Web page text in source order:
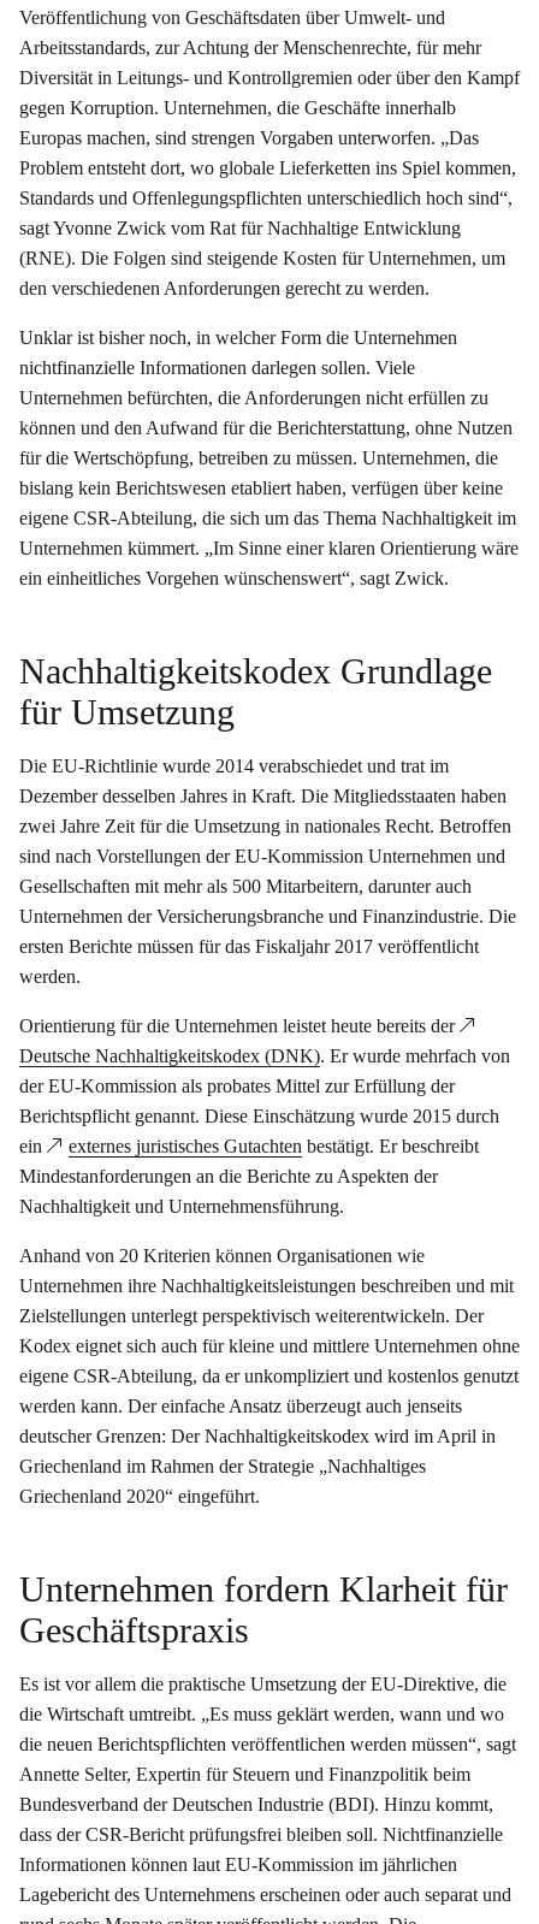
Veröffentlichung von Geschäftsdaten über Umwelt- und
Arbeitsstandards, zur Achtung der Menschenrechte, für mehr
Diversität in Leitungs- und Kontrollgremien oder über den Kampf
gegen Korruption. Unternehmen, die Geschäfte innerhalb
Europas machen, sind strengen Vorgaben unterworfen. „Das
Problem entsteht dort, wo globale Lieferketten ins Spiel kommen,
Standards und Offenlegungspflichten unterschiedlich hoch sind“,
sagt Yvonne Zwick vom Rat für Nachhaltige Entwicklung
(RNE). Die Folgen sind steigende Kosten für Unternehmen, um
den verschiedenen Anforderungen gerecht zu werden.
Unklar ist bisher noch, in welcher Form die Unternehmen
nichtfinanzielle Informationen darlegen sollen. Viele
Unternehmen befürchten, die Anforderungen nicht erfüllen zu
können und den Aufwand für die Berichterstattung, ohne Nutzen
für die Wertschöpfung, betreiben zu müssen. Unternehmen, die
bislang kein Berichtswesen etabliert haben, verfügen über keine
eigene CSR-Abteilung, die sich um das Thema Nachhaltigkeit im
Unternehmen kümmert. „Im Sinne einer klaren Orientierung wäre
ein einheitliches Vorgehen wünschenswert“, sagt Zwick.
Nachhaltigkeitskodex Grundlage
für Umsetzung
Die EU-Richtlinie wurde 2014 verabschiedet und trat im
Dezember desselben Jahres in Kraft. Die Mitgliedsstaaten haben
zwei Jahre Zeit für die Umsetzung in nationales Recht. Betroffen
sind nach Vorstellungen der EU-Kommission Unternehmen und
Gesellschaften mit mehr als 500 Mitarbeitern, darunter auch
Unternehmen der Versicherungsbranche und Finanzindustrie. Die
ersten Berichte müssen für das Fiskaljahr 2017 veröffentlicht
werden.
Orientierung für die Unternehmen leistet heute bereits der
Deutsche Nachhaltigkeitskodex (DNK). Er wurde mehrfach von
der EU-Kommission als probates Mittel zur Erfüllung der
Berichtspflicht genannt. Diese Einschätzung wurde 2015 durch
ein
externes juristisches Gutachten bestätigt. Er beschreibt
Mindestanforderungen an die Berichte zu Aspekten der
Nachhaltigkeit und Unternehmensführung.
Anhand von 20 Kriterien können Organisationen wie
Unternehmen ihre Nachhaltigkeitsleistungen beschreiben und mit
Zielstellungen unterlegt perspektivisch weiterentwickeln. Der
Kodex eignet sich auch für kleine und mittlere Unternehmen ohne
eigene CSR-Abteilung, da er unkompliziert und kostenlos genutzt
werden kann. Der einfache Ansatz überzeugt auch jenseits
deutscher Grenzen: Der Nachhaltigkeitskodex wird im April in
Griechenland im Rahmen der Strategie „Nachhaltiges
Griechenland 2020“ eingeführt.
Unternehmen fordern Klarheit für
Geschäftspraxis
Es ist vor allem die praktische Umsetzung der EU-Direktive, die
die Wirtschaft umtreibt. „Es muss geklärt werden, wann und wo
die neuen Berichtspflichten veröffentlichen werden müssen“, sagt
Annette Selter, Expertin für Steuern und Finanzpolitik beim
Bundesverband der Deutschen Industrie (BDI). Hinzu kommt,
dass der CSR-Bericht prüfungsfrei bleiben soll. Nichtfinanzielle
Informationen können laut EU-Kommission im jährlichen
Lagebericht des Unternehmens erscheinen oder auch separat und